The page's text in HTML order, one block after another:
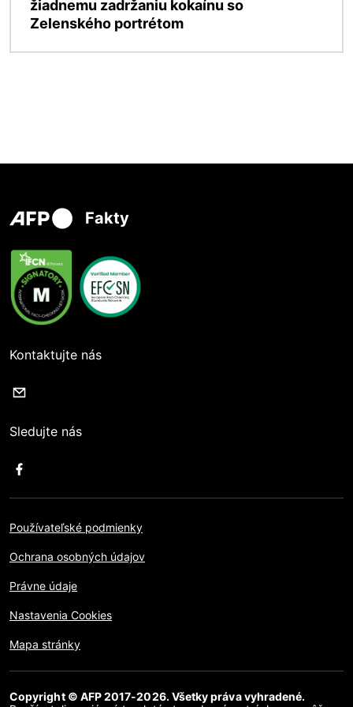
žiadnemu zadržaniu kokaínu so
Zelenského portrétom
Fakty
Kontaktujte nás
Sledujte nás
Používateľské podmienky
Ochrana osobných údajov
Právne údaje
Nastavenia Cookies
Mapa stránky
Copyright © AFP 2017-2026. Všetky práva vyhradené.